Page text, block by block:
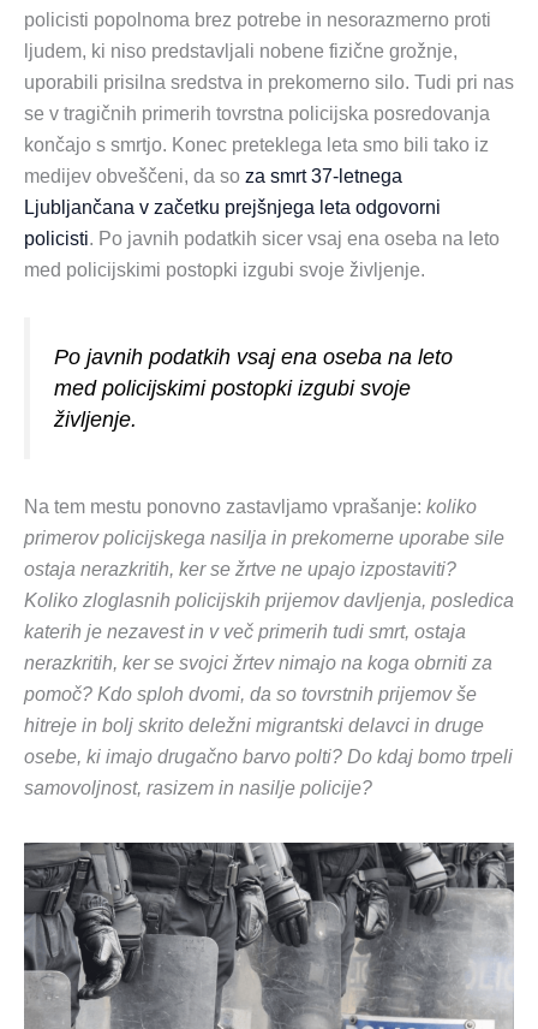
policisti popolnoma brez potrebe in nesorazmerno proti
ljudem, ki niso predstavljali nobene fizične grožnje,
uporabili prisilna sredstva in prekomerno silo. Tudi pri nas
se v tragičnih primerih tovrstna policijska posredovanja
končajo s smrtjo. Konec preteklega leta smo bili tako iz
medijev obveščeni, da so za smrt 37-letnega
Ljubljančana v začetku prejšnjega leta odgovorni
policisti. Po javnih podatkih sicer vsaj ena oseba na leto
med policijskimi postopki izgubi svoje življenje.
Po javnih podatkih vsaj ena oseba na leto
med policijskimi postopki izgubi svoje
življenje.
Na tem mestu ponovno zastavljamo vprašanje: koliko
primerov policijskega nasilja in prekomerne uporabe sile
ostaja nerazkritih, ker se žrtve ne upajo izpostaviti?
Koliko zloglasnih policijskih prijemov davljenja, posledica
katerih je nezavest in v več primerih tudi smrt, ostaja
nerazkritih, ker se svojci žrtev nimajo na koga obrniti za
pomoč? Kdo sploh dvomi, da so tovrstnih prijemov še
hitreje in bolj skrito deležni migrantski delavci in druge
osebe, ki imajo drugačno barvo polti? Do kdaj bomo trpeli
samovoljnost, rasizem in nasilje policije?